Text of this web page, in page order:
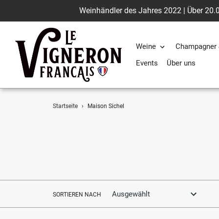
Weinhändler des Jahres 2022 | Über
Weine Champagner
Events
Über uns
Startseite › Maison Sichel
SORTIEREN NACH